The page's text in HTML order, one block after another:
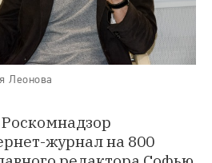
Леонова
журнал на 800